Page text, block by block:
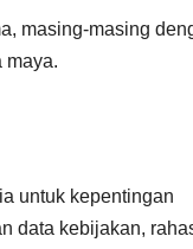
masing-masing
maya.
untuk kepentingan
data kebijakan,